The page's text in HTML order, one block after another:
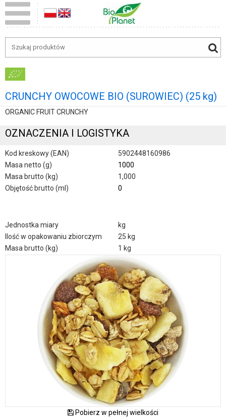
CRUNCHY OWOCOWE BIO (SUROWIEC) (25 kg)
ORGANIC FRUIT CRUNCHY
OZNACZENIA I LOGISTYKA
Kod kreskowy (EAN)
5902448160986
Masa netto (g)
1000
Masa brutto (kg)
1,000
Objętość brutto (ml)
0
Jednostka miary
kg
Ilość w opakowaniu zbiorczym
25 kg
Masa brutto (kg)
1 kg
Pobierz w pełnej wielkości